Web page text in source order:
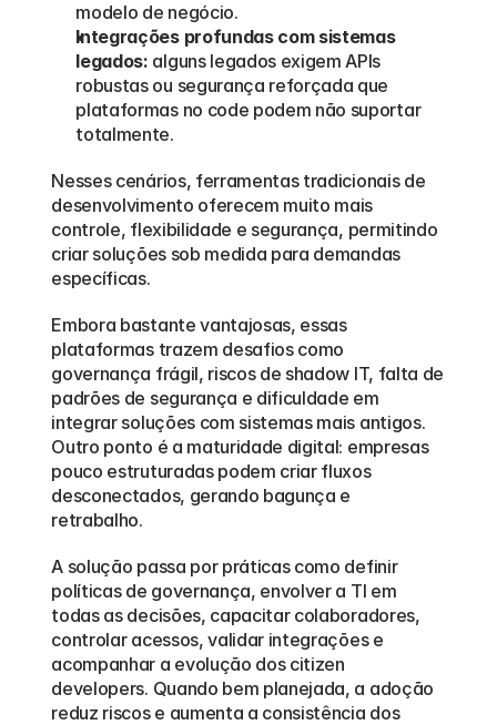
modelo de negócio.
Integrações profundas com sistemas
legados: alguns legados exigem APIs
robustas ou segurança reforçada que
plataformas no code podem não suportar
totalmente.
Nesses cenários, ferramentas tradicionais de
desenvolvimento oferecem muito mais
controle, flexibilidade e segurança, permitindo
criar soluções sob medida para demandas
específicas.
Embora bastante vantajosas, essas
plataformas trazem desafios como
governança frágil, riscos de shadow IT, falta de
padrões de segurança e dificuldade em
integrar soluções com sistemas mais antigos.
Outro ponto é a maturidade digital: empresas
pouco estruturadas podem criar fluxos
desconectados, gerando bagunça e
retrabalho.
A solução passa por práticas como definir
políticas de governança, envolver a TI em
todas as decisões, capacitar colaboradores,
controlar acessos, validar integrações e
acompanhar a evolução dos citizen
developers. Quando bem planejada, a adoção
reduz riscos e aumenta a consistência dos